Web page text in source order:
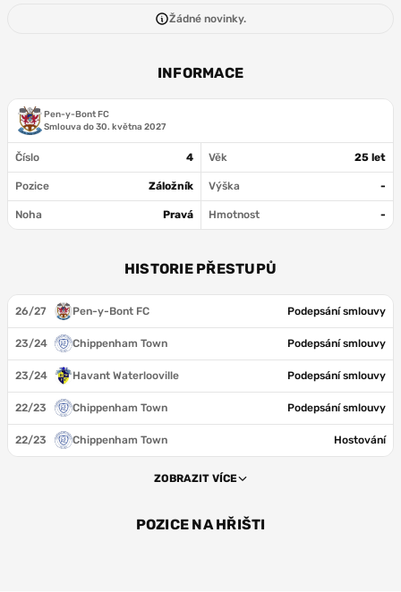
Žádné novinky.
INFORMACE
Pen-y-Bont FC
Smlouva do30. května 2027
Číslo 4 Věk 25 let
Pozice Záložník Výška -
Noha Pravá Hmotnost -
HISTORIE PŘESTUPŮ
26/27 Pen-y-Bont FC Podepsání smlouvy
23/24 Chippenham Town Podepsání smlouvy
23/24 Havant Waterlooville Podepsání smlouvy
22/23 Chippenham Town Podepsání smlouvy
22/23 Chippenham Town Hostování
ZOBRAZIT VÍCE
POZICE NA HŘIŠTI